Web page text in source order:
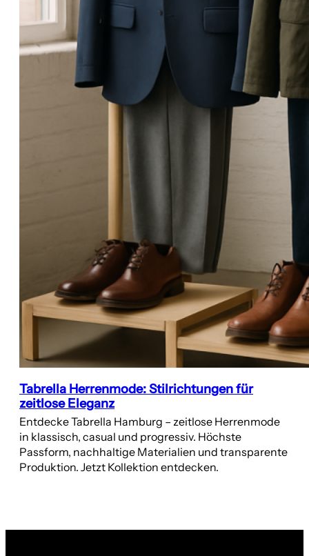
Tabrella Herrenmode: Stilrichtungen für
zeitlose Eleganz
Entdecke Tabrella Hamburg – zeitlose Herrenmode
in klassisch, casual und progressiv. Höchste
Passform, nachhaltige Materialien und transparente
Produktion. Jetzt Kollektion entdecken.